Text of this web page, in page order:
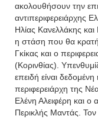
ακολουθήσουν την
αντιπεριφερειάρχης
Ηλίας Κανελλάκης
η στάση που θα
Γκίκας και ο
(Κορινθίας).
επειδή είναι
περιφερειάρχη της
Ελένη Αλειφέρη και ο
Περικλής Μαντάς.